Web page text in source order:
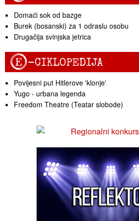
Domaći sok od bazge
Burek (bosanski) za 1 odraslu osobu
Drugačija svinjska jetrica
E-CIKLOPEDIJA
Povijesni put Hitlerove 'klonje'
Yugo - urbana legenda
Freedom Theatre (Teatar slobode)